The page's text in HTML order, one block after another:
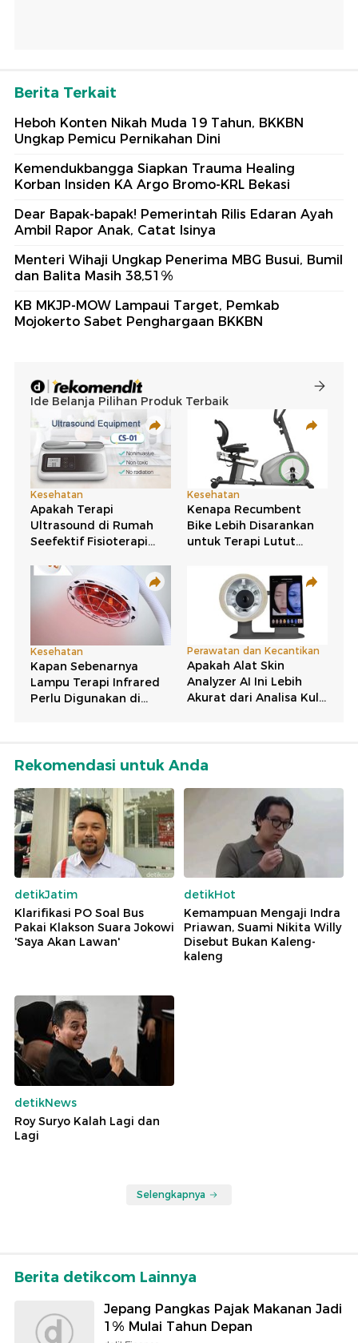
Berita Terkait
Heboh Konten Nikah Muda 19 Tahun, BKKBN
Ungkap Pemicu Pernikahan Dini
Kemendukbangga Siapkan Trauma Healing
Korban Insiden KA Argo Bromo-KRL Bekasi
Dear Bapak-bapak! Pemerintah Rilis Edaran Ayah
Ambil Rapor Anak, Catat Isinya
Menteri Wihaji Ungkap Penerima MBG Busui, Bumil
dan Balita Masih 38,51%
KB MKJP-MOW Lampaui Target, Pemkab
Mojokerto Sabet Penghargaan BKKBN
Rekomendasi untuk Anda
detikJatim
Klarifikasi PO Soal Bus
Pakai Klakson Suara Jokowi
'Saya Akan Lawan'
detikHot
Kemampuan Mengaji Indra
Priawan, Suami Nikita Willy
Disebut Bukan Kaleng-
kaleng
detikNews
Roy Suryo Kalah Lagi dan
Lagi
Selengkapnya
Berita detikcom Lainnya
Jepang Pangkas Pajak Makanan Jadi
1% Mulai Tahun Depan